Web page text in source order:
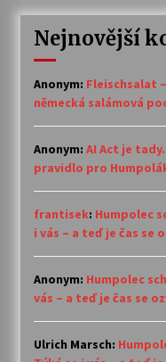
Nejnovější
Anonym: Fleischsalat
německá salámová
Anonym: AI Act je
pravidlo pro
frantisek: Humpolec
i vás – a teď je čas se
Anonym: Humpolec
vás – a teď je čas se
Ulrich Marsch: